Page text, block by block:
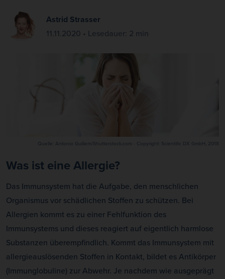
Astrid Strasser
11.11.2020 • Lesedauer: 2 min
Quelle: Antonio Guillem/Shutterstock.com - Copyright: Scientific DX GmbH, 2018
Was ist eine Allergie?
Das Immunsystem hat die Aufgabe, den menschlichen
Organismus vor schädlichen Stoffen zu schützen. Bei
Allergien kommt es zu einer Fehlfunktion des
Immunsystems und dieses reagiert auf eigentlich harmlose
Substanzen überempfindlich. Kommt das Immunsystem mit
allergieauslösenden Stoffen in Kontakt, bildet es Antikörper
(Immunglobuline) zur Abwehr. Je nachdem wie ausgeprägt